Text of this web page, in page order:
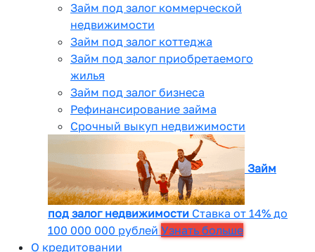
Займ под залог коммерческой
недвижимости
Займ под залог коттеджа
Займ под залог приобретаемого
жилья
Займ под залог бизнеса
Рефинансирование займа
Срочный выкуп недвижимости
Займ
под залог недвижимости Ставка от 14% до
100 000 000 рублей Узнать больше
О кредитовании